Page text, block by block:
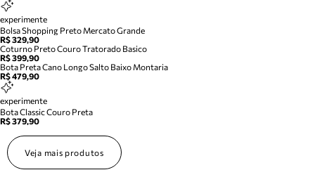
experimente
Bolsa Shopping Preto Mercato Grande
R$ 329,90
Coturno Preto Couro Tratorado Basico
R$ 399,90
Bota Preta Cano Longo Salto Baixo Montaria
R$ 479,90
experimente
Bota Classic Couro Preta
R$ 379,90
Veja mais produtos